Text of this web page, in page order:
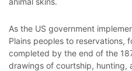
As the US government
Plains peoples to reservations,
completed by the end of the
drawings of courtship, hunting,